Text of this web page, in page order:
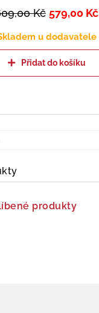
Kč 579,00 Kč
u dodavatele
Přidat do košíku
produkty